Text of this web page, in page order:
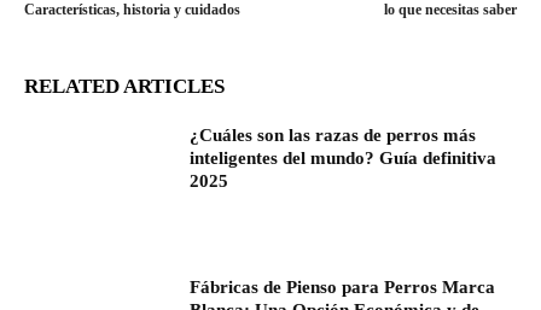
Características, historia y cuidados
lo que necesitas saber
RELATED ARTICLES
¿Cuáles son las razas de perros más
inteligentes del mundo? Guía definitiva
2025
Fábricas de Pienso para Perros Marca